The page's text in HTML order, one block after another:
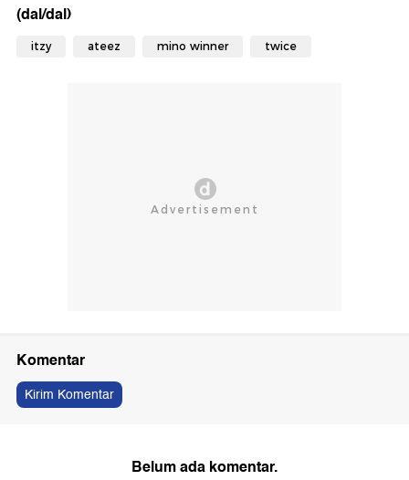
(dal/dal)
itzy ateez mino winner twice
Komentar
Kirim Komentar
Belum ada komentar.